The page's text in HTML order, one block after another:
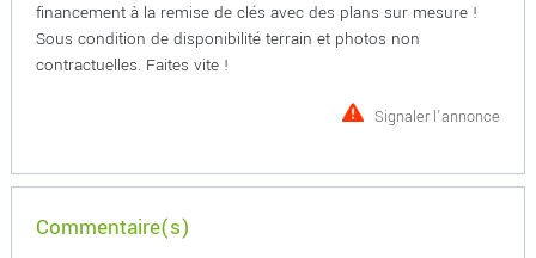
financement à la remise de clés avec des plans sur mesure !
Sous condition de disponibilité terrain et photos non
contractuelles. Faites vite !
Signaler l'annonce
Commentaire(s)